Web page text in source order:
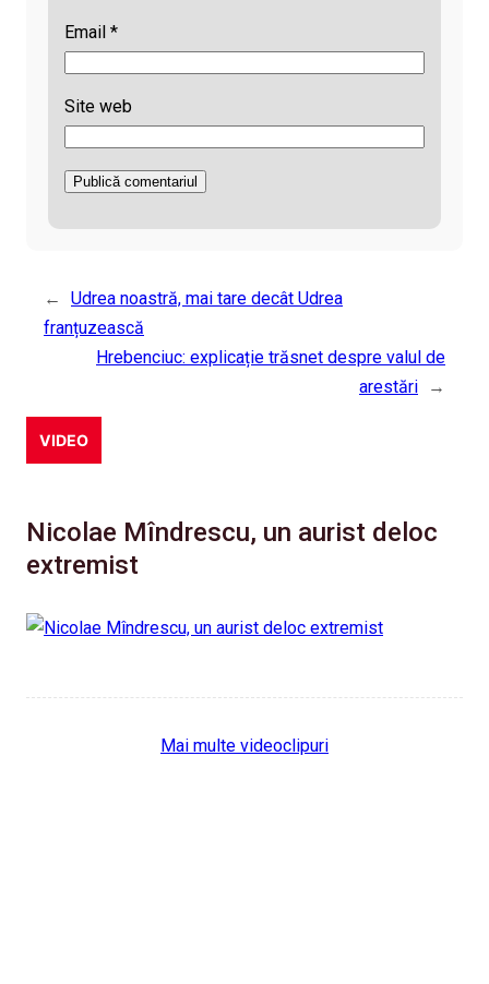
Email *
Site web
←
Udrea noastră, mai tare decât Udrea
franțuzească
Hrebenciuc: explicație trăsnet despre valul de
arestări
→
VIDEO
Nicolae Mîndrescu, un aurist deloc
extremist
Mai multe videoclipuri